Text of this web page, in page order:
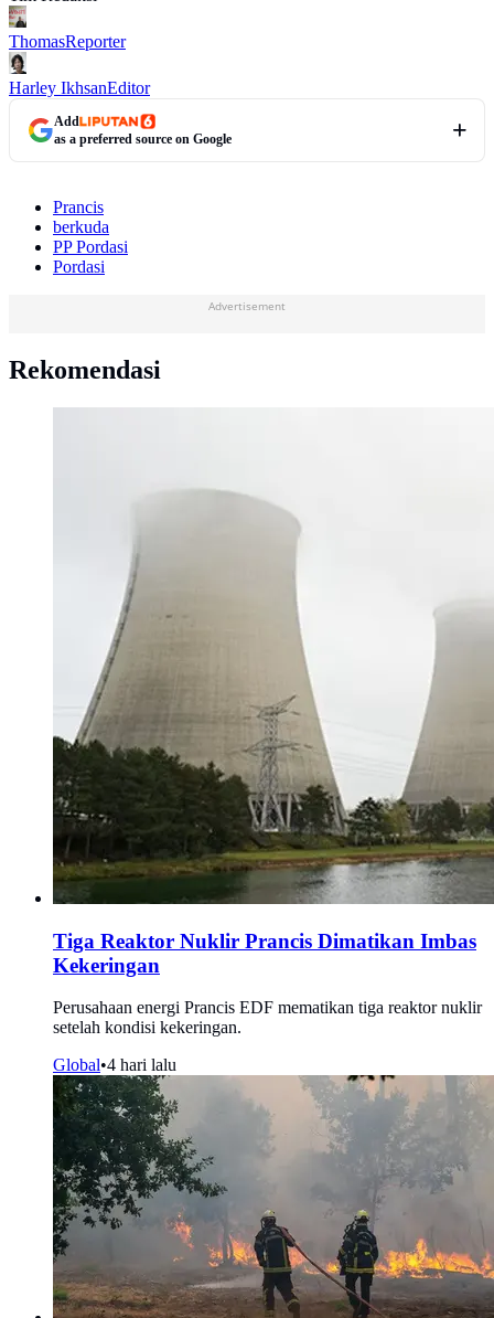
ThomasReporter
Harley IkhsanEditor
Add
as a preferred source on Google
Prancis
berkuda
PP Pordasi
Pordasi
Advertisement
Rekomendasi
Tiga Reaktor Nuklir Prancis Dimatikan Imbas
Kekeringan
Perusahaan energi Prancis EDF mematikan tiga reaktor nuklir
setelah kondisi kekeringan.
Global•4 hari lalu